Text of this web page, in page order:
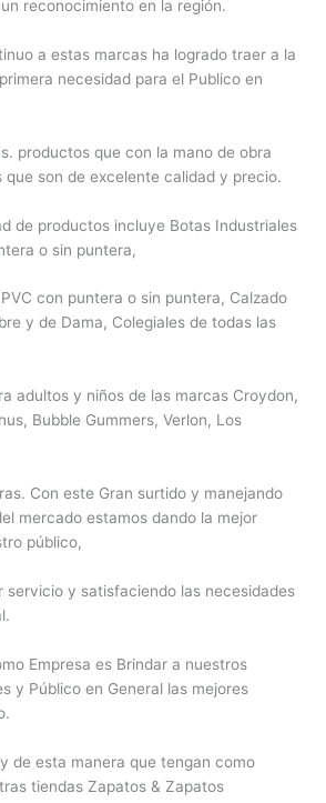
reconocimiento en la región.
a estas marcas ha logrado traer a la
necesidad para el Publico en
productos que con la mano de obra
que son de excelente calidad y precio.
de productos incluye Botas Industriales
o sin puntera,
con puntera o sin puntera, Calzado
y de Dama, Colegiales de todas las
adultos y niños de las marcas Croydon,
Bubble Gummers, Verlon, Los
Con este Gran surtido y manejando
mercado estamos dando la mejor
público,
servicio y satisfaciendo las necesidades
Empresa es Brindar a nuestros
y Público en General las mejores
de esta manera que tengan como
tiendas Zapatos & Zapatos